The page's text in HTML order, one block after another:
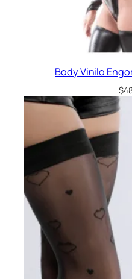
Body Vinilo
$